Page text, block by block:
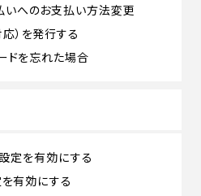
いへのお支払い方法変更
）を発行する
ドを忘れた場合
定を有効にする
有効にする